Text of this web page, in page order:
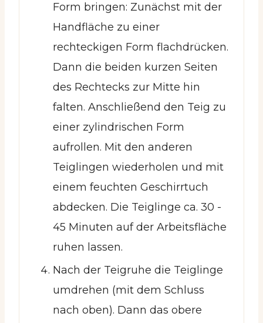
Form bringen: Zunächst mit der
Handfläche zu einer
rechteckigen Form flachdrücken.
Dann die beiden kurzen Seiten
des Rechtecks zur Mitte hin
falten. Anschließend den Teig zu
einer zylindrischen Form
aufrollen. Mit den anderen
Teiglingen wiederholen und mit
einem feuchten Geschirrtuch
abdecken. Die Teiglinge ca. 30 -
45 Minuten auf der Arbeitsfläche
ruhen lassen.
Nach der Teigruhe die Teiglinge
umdrehen (mit dem Schluss
nach oben). Dann das obere